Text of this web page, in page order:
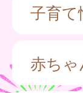
子育
赤ち